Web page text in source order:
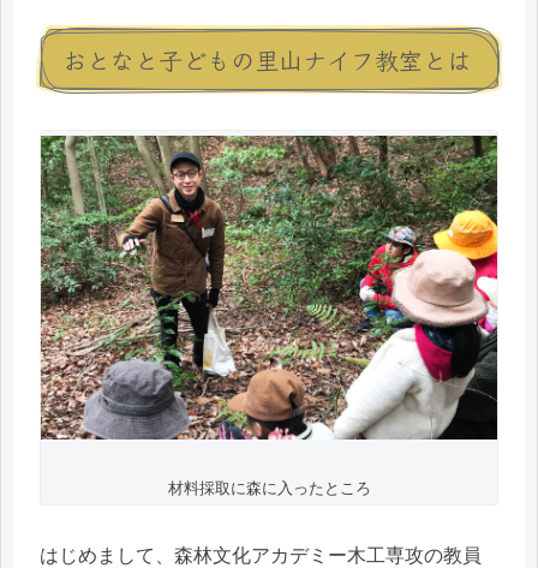
おとなと子どもの里山ナイフ教室とは
材料採取に森に入ったところ
はじめまして、森林文化アカデミー木工専攻の教員